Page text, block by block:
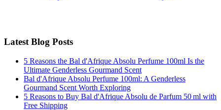
Latest Blog Posts
5 Reasons the Bal d'Afrique Absolu Perfume 100ml Is the
Ultimate Genderless Gourmand Scent
Bal d'Afrique Absolu Perfume 100ml: A Genderless
Gourmand Scent Worth Exploring
5 Reasons to Buy Bal d'Afrique Absolu de Parfum 50 ml with
Free Shipping